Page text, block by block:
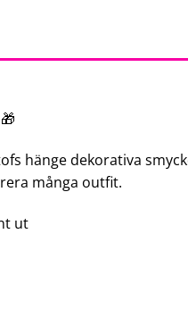
hänge dekorativa
många outfit.
ut